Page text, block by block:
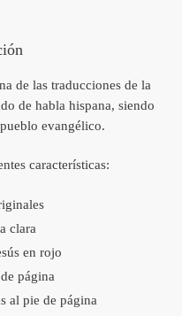
de las traducciones de la
de habla hispana, siendo
evangélico.
características:
clara
en rojo
página
al pie de página